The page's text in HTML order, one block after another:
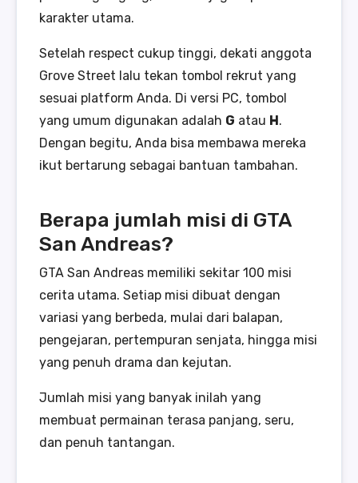
karakter utama.
Setelah respect cukup tinggi, dekati anggota
Grove Street lalu tekan tombol rekrut yang
sesuai platform Anda. Di versi PC, tombol
yang umum digunakan adalah G atau H .
Dengan begitu, Anda bisa membawa mereka
ikut bertarung sebagai bantuan tambahan.
Berapa jumlah misi di GTA
San Andreas?
GTA San Andreas memiliki sekitar 100 misi
cerita utama. Setiap misi dibuat dengan
variasi yang berbeda, mulai dari balapan,
pengejaran, pertempuran senjata, hingga misi
yang penuh drama dan kejutan.
Jumlah misi yang banyak inilah yang
membuat permainan terasa panjang, seru,
dan penuh tantangan.